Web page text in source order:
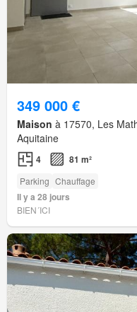
349 000 €
Maison à 17570, Les
Aquitaine
4 81 m²
Parking Chauffage
Il y a 28 jours
BIEN´ICI